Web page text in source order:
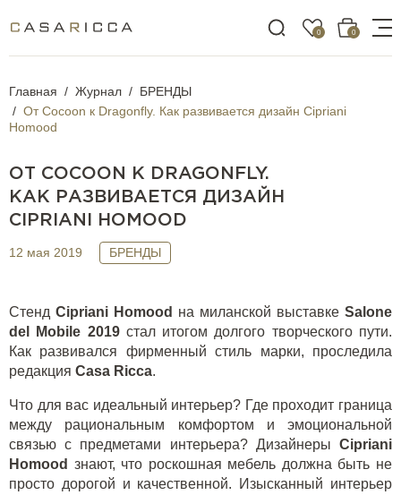
0 0
Главная Журнал
БРЕНДЫ
От Cocoon к Dragonfly. Как развивается дизайн Cipriani
Homood
ОТ COCOON К DRAGONFLY.
КАК РАЗВИВАЕТСЯ ДИЗАЙН
CIPRIANI HOMOOD
12 мая 2019 БРЕНДЫ
Стенд Cipriani Homood на миланской выставке Salone
del Mobile 2019стал итогом долгого творческого пути.
Как развивался фирменный стиль марки, проследила
редакция Casa Ricca.
Что для вас идеальный интерьер? Где проходит граница
между рациональным комфортом и эмоциональной
связью с предметами интерьера? Дизайнеры Cipriani
Homood знают, что роскошная мебель должна быть не
просто дорогой и качественной. Изысканный интерьер